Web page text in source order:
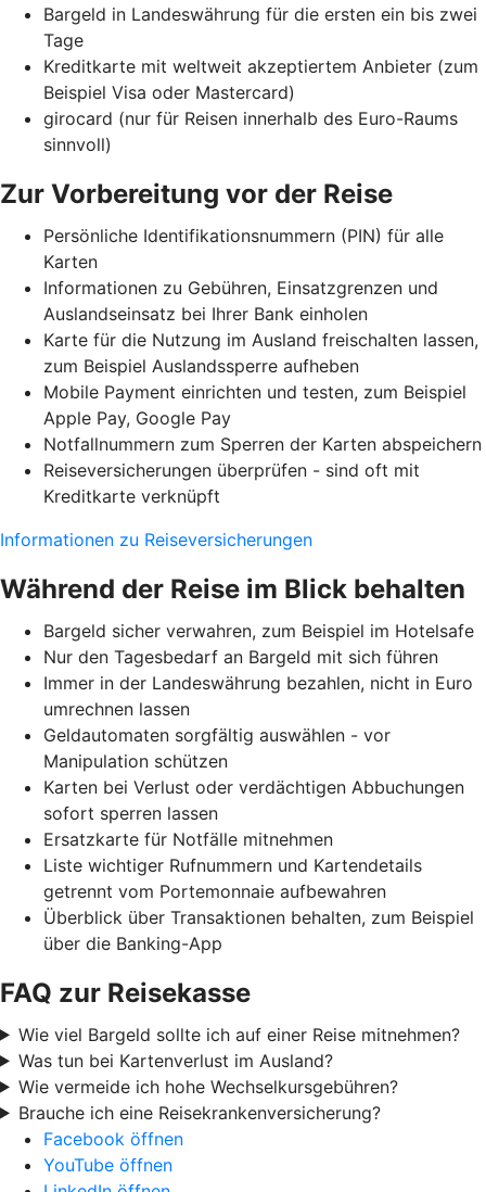
Bargeld in Landeswährung für die ersten ein bis zwei
Tage
Kreditkarte mit weltweit akzeptiertem Anbieter (zum
Beispiel Visa oder Mastercard)
girocard (nur für Reisen innerhalb des Euro-Raums
sinnvoll)
Zur Vorbereitung vor der Reise
Persönliche Identifikationsnummern (PIN) für alle
Karten
Informationen zu Gebühren, Einsatzgrenzen und
Auslandseinsatz bei Ihrer Bank einholen
Karte für die Nutzung im Ausland freischalten lassen,
zum Beispiel Auslandssperre aufheben
Mobile Payment einrichten und testen, zum Beispiel
Apple Pay, Google Pay
Notfallnummern zum Sperren der Karten abspeichern
Reiseversicherungen überprüfen - sind oft mit
Kreditkarte verknüpft
Informationen zu Reiseversicherungen
Während der Reise im Blick behalten
Bargeld sicher verwahren, zum Beispiel im Hotelsafe
Nur den Tagesbedarf an Bargeld mit sich führen
Immer in der Landeswährung bezahlen, nicht in Euro
umrechnen lassen
Geldautomaten sorgfältig auswählen - vor
Manipulation schützen
Karten bei Verlust oder verdächtigen Abbuchungen
sofort sperren lassen
Ersatzkarte für Notfälle mitnehmen
Liste wichtiger Rufnummern und Kartendetails
getrennt vom Portemonnaie aufbewahren
Überblick über Transaktionen behalten, zum Beispiel
über die Banking-App
FAQ zur Reisekasse
Wie viel Bargeld sollte ich auf einer Reise mitnehmen?
Was tun bei Kartenverlust im Ausland?
Wie vermeide ich hohe Wechselkursgebühren?
Brauche ich eine Reisekrankenversicherung?
Facebook öffnen
YouTube öffnen